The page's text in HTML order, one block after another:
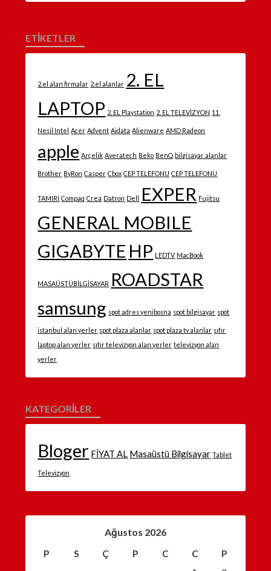
ETİKETLER
2.el alan firmalar 2.el alanlar 2. EL
LAPTOP 2. EL Playstation 2. EL TELEVİZYON 11.
Nesil Intel Acer Advent Aidata Alienware AMD Radeon
apple Arçelik Averatech Beko BenQ bilgisayar alanlar
Brother ByRon Casper Cbox CEP TELEFONU CEP TELEFONU
TAMIRI Compaq Crea Datron Dell EXPER Fujitsu
GENERAL MOBILE
GIGABYTE HP LEDTV MacBook
MASAÜSTÜBİLGİSAYAR ROADSTAR
samsung spot adres yenibosna spot bilgisayar spot
istanbul alan yerler spot plaza alanlar spot plaza tv alanlar sıfır
laptop alan yerler sıfır televizyon alan yerler televizyon alan
yerler
KATEGORILER
Bloger FİYAT AL Masaüstü Bilgisayar Tablet
Televizyon
Ağustos 2026
P S Ç P C C
P